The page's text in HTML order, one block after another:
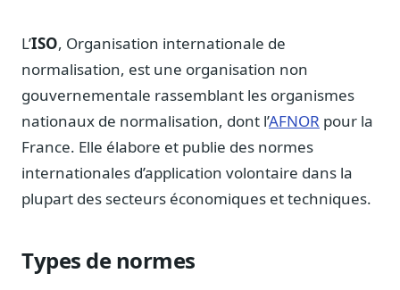
Notes, briefings, tableaux de bord
Fiches parlementaires
Parcours, mandats, prises de position
Registre HATVP
Cartographier l'influence sur un dossier
Affaires publiques
Cabinets, DRI, consultants en lobbying
L’ISO, Organisation internationale de
normalisation, est une organisation non
gouvernementale rassemblant les organismes
nationaux de normalisation, dont l’AFNOR pour la
France. Elle élabore et publie des normes
internationales d’application volontaire dans la
plupart des secteurs économiques et techniques.
Types de normes